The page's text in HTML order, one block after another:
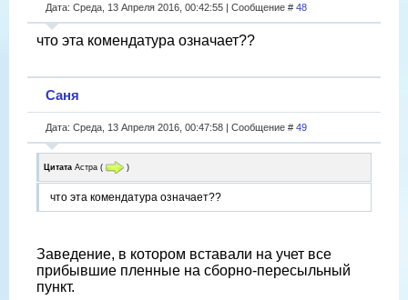
Дата: Среда, 13 Апреля 2016, 00:42:55 | Сообщение # 48
что эта комендатура означает??
Саня
Дата: Среда, 13 Апреля 2016, 00:47:58 | Сообщение # 49
Цитата Астра ( )
что эта комендатура означает??
Заведение, в котором вставали на учет все
прибывшие пленные на сборно-пересыльный
пункт.